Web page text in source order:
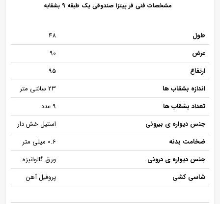
مشخصات فنی فر پیتزا صندوقی یک طبقه 9 بشقابه
طول
48
عرض
90
ارتفاع
95
اندازه بشقاب ها
23 سانتی متر
تعداد بشقاب ها
9 عدد
جنس دیواره ی بیرونی
استیل خش دار
ضخامت بدنه
0.6 میلی متر
جنس دیواره ی درونی
ورق گالوانیزه
شاسی کشی
پروفیل آهن